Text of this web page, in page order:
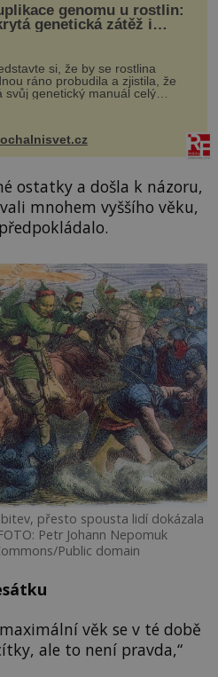
genomu u rostlin:
genetická zátěž i
si, že by se rostlina
ráno probudila a zjistila, že
svůj genetický manuál celý
ostatky a došla k názoru,
mnohem vyššího věku,
přesto spousta lidí dokázala
Petr Johann Nepomuk
Public domain
věk se v té době
ale to není pravda,“